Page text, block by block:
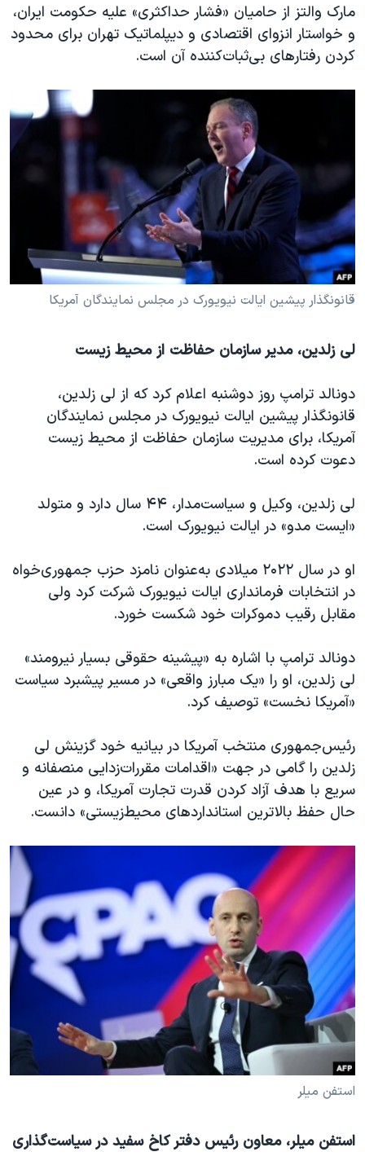
مارک والتز از حامیان «فشار حداکثری» علیه حکومت ایران،
و خواستار انزوای اقتصادی و دیپلماتیک تهران برای محدود
کردن رفتارهای بی‌ثبات‌کننده آن است.
قانونگذار پیشین ایالت نیویورک در مجلس نمایندگان آمریکا
لی زلدین، مدیر سازمان حفاظت از محیط زیست
دونالد ترامپ روز دوشنبه اعلام کرد که از لی زلدین،
قانونگذار پیشین ایالت نیویورک در مجلس نمایندگان
آمریکا، برای مدیریت سازمان حفاظت از محیط زیست
دعوت کرده است.
لی زلدین، وکیل و سیاست‌مدار، ۴۴ سال دارد و متولد
«ایست مدو» در ایالت نیویورک است.
او در سال ۲۰۲۲ میلادی به‌عنوان نامزد حزب‌ جمهوری‌خواه
در انتخابات فرمانداری ایالت نیویورک شرکت کرد ولی
مقابل رقیب دموکرات خود شکست خورد.
دونالد ترامپ با اشاره به «پیشینه حقوقی بسیار نیرومند»
لی زلدین، او را «یک مبارز واقعی» در مسیر پیشبرد سیاست
«آمریکا نخست» توصیف کرد.
رئیس‌جمهوری منتخب آمریکا در بیانیه خود گزینش لی
زلدین را گامی در جهت «اقدامات مقررات‌زدایی منصفانه و
سریع با هدف آزاد کردن قدرت تجارت آمریکا، و در عین
حال حفظ بالاترین استانداردهای محیط‌زیستی» دانست.
استفن میلر
استفن میلر، معاون رئیس دفتر کاخ سفید در سیاست‌گذاری